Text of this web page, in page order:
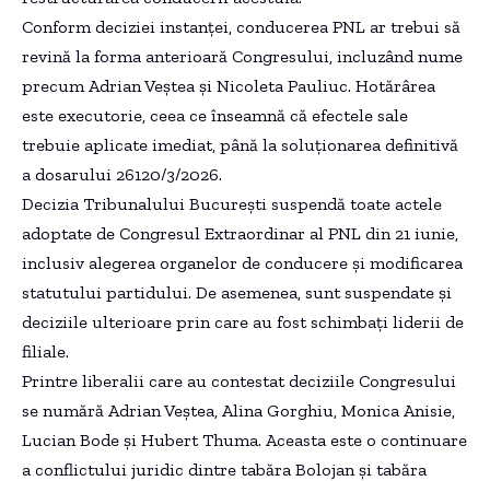
Conform deciziei instanței, conducerea PNL ar trebui să
revină la forma anterioară Congresului, incluzând nume
precum Adrian Veștea și Nicoleta Pauliuc. Hotărârea
este executorie, ceea ce înseamnă că efectele sale
trebuie aplicate imediat, până la soluționarea definitivă
a dosarului 26120/3/2026.
Decizia Tribunalului București suspendă toate actele
adoptate de Congresul Extraordinar al PNL din 21 iunie,
inclusiv alegerea organelor de conducere și modificarea
statutului partidului. De asemenea, sunt suspendate și
deciziile ulterioare prin care au fost schimbați liderii de
filiale.
Printre liberalii care au contestat deciziile Congresului
se numără Adrian Veștea, Alina Gorghiu, Monica Anisie,
Lucian Bode și Hubert Thuma. Aceasta este o continuare
a conflictului juridic dintre tabăra Bolojan și tabăra